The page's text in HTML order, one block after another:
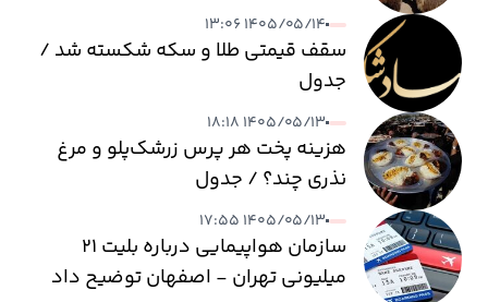
۱۴۰۵/۰۵/۱۴ ۱۳:۰۶
سقف قیمتی طلا و سکه شکسته شد /
جدول
۱۴۰۵/۰۵/۱۳ ۱۸:۱۸
هزینه پخت هر پرس زرشک‌پلو و مرغ
نذری چند؟ / جدول
۱۴۰۵/۰۵/۱۳ ۱۷:۵۵
سازمان هواپیمایی درباره بلیت ۲۱
میلیونی تهران - اصفهان توضیح داد